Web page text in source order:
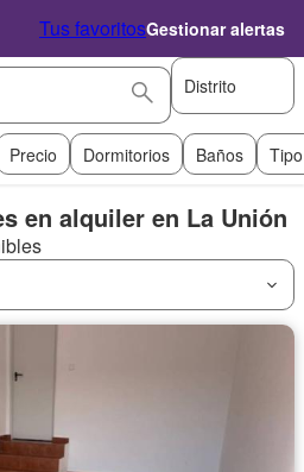
Tus favoritosGestionar alertas
Distrito
Precio Dormitorios Baños
en alquiler en La Unión